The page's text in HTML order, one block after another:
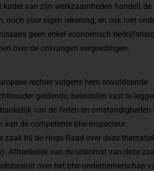
van zijn werkzaamheden handelt de
voor eigen rekening, en ook niet
geen enkel economisch
over de ontvangen vergoedingen.
rechter volgens hem onvoldoende
geldende, beleidslijn vast te
van de feiten en omstandigheden
de competente btw-inspecteur.
bij de Hoge Raad over deze
Afhankelijk van de uitkomst van deze
over het btw-ondernemerschap